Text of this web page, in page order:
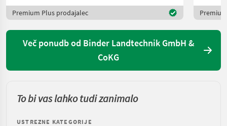
Premium Plus prodajalec
Več ponudb od Binder Landtechnik GmbH &
CoKG
To bi vas lahko tudi zanimalo
USTREZNE KATEGORIJE